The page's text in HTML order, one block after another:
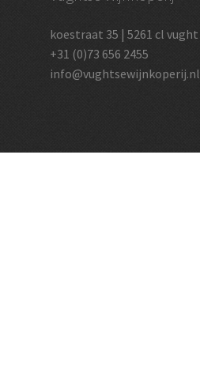
koestraat 35 | 5261 cl vught
+31 (0)73 656 2455
info@vughtsewijnkoperij.nl